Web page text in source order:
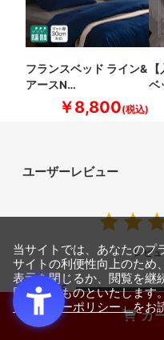
カ
フランスベッド ライン&
アースN…
￥8,800
ベ
ユーザーレビュー
レビ
★5
★4
当サイトでは、あなたのプ
サイトの利便性向上のため
表示を閉じるか、閲覧を継
同意するものといたします
ライバシーポリシー」をお